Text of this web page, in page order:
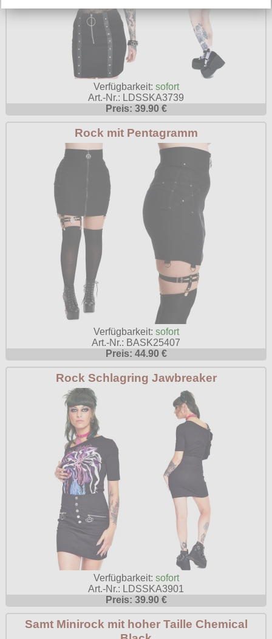
Verfügbarkeit: sofort
Art.-Nr.: LDSSKA3739
Preis: 39.90 €
Rock mit Pentagramm
Verfügbarkeit: sofort
Art.-Nr.: BASK25407
Preis: 44.90 €
Rock Schlagring Jawbreaker
Verfügbarkeit: sofort
Art.-Nr.: LDSSKA3901
Preis: 39.90 €
Samt Minirock mit hoher Taille Chemical